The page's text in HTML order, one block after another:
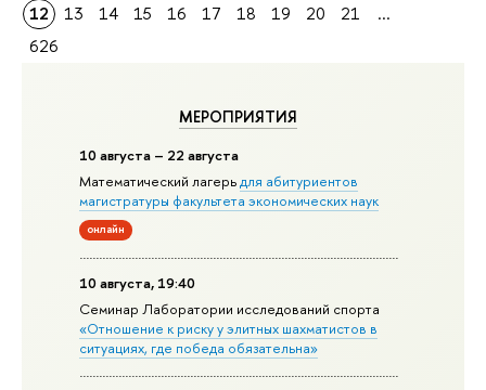
МЕРОПРИЯТИЯ
10 августа – 22 августа
Математический лагерьдля абитуриентов
магистратуры факультета экономических наук
онлайн
10 августа, 19:40
Семинар Лаборатории исследований спорта
«Отношение к риску у элитных шахматистов в
ситуациях, где победа обязательна»
12
13 14 15 16 17 18 19 20 21
...
626